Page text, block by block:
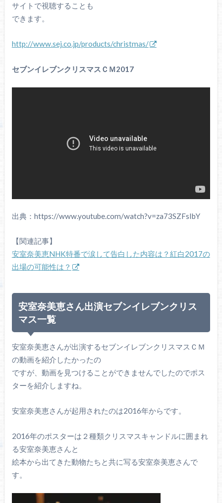
サイトで視聴することも
できます。
http://www.sej.co.jp/products/christmas/
セブンイレブンクリスマスＣＭ2017
出典：https://www.youtube.com/watch?v=za73SZFsIbY
【関連記事】
安室奈美恵NHK特番で涙して告白した内容は？紅白2017の
出場の可能性は？
安室奈美恵さん出演セブンイレブンクリス
マス一覧
安室奈美恵さんが出演するセブンイレブンクリスマスＣＭ
の動画を紹介したかったの
ですが、動画を見つけることができませんでしたのでポス
ターを紹介しますね。
安室奈美恵さんが起用されたのは2016年からです。
2016年のポスターは２種類クリスマスキャンドルに囲まれ
る安室奈美恵さんと
絵本から出てきた動物たちと共に写る安室奈美恵さんで
す。